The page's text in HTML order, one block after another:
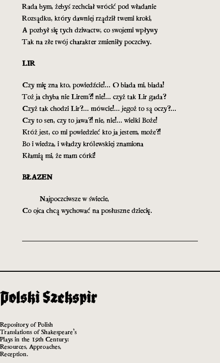
Rada bym, żebyś zechciał wrócić pod władanie
Rozsądku, który dawniej rządził twemi kroki,
A pozbył się tych dziwactw, co swojemi wpływy
Tak na złe twój charakter zmieniły poczciwy.
LIR
Czy mię zna kto, powiedźcie!... O biada mi, biada!
Toż ja chyba nie Lirem?! nie!... czyż tak Lir gada?
Czyż tak chodzi Lir?... mówcie!... jegoż to są oczy?...
Czy to sen, czy to jawa?! nie, nie!... wielki Boże!
Któż jest, co mi powiedzieć kto ja jestem, może?!
Bo i wiedza, i władzy królewskiej znamiona
Kłamią mi, że mam córki!
BŁAZEN
Najpoczciwsze w świecie,
Co ojca chcą wychować na posłuszne dziecię.
Repository of Polish
Translations of Shakespeare’s
Plays in the 19th Century:
Resources, Approaches,
Reception.